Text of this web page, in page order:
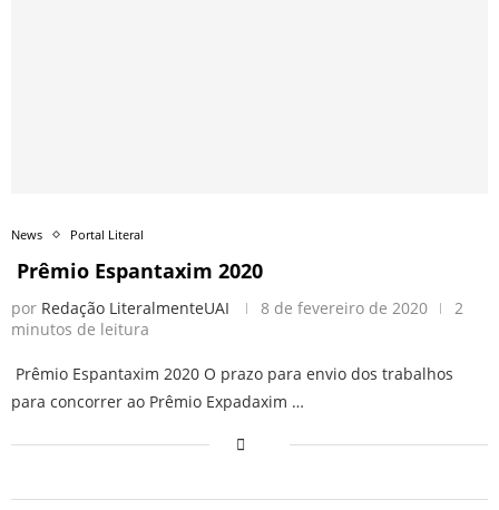
News Portal Literal
Prêmio Espantaxim 2020
por Redação LiteralmenteUAI 8 de fevereiro de 2020
2
minutos de leitura
Prêmio Espantaxim 2020 O prazo para envio dos trabalhos
para concorrer ao Prêmio Expadaxim …